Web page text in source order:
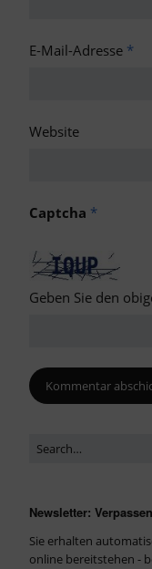
E-Mail-Adresse *
Website
Captcha *
Geben Sie den
Newsletter:
Sie erhalten
online bereitstehen -